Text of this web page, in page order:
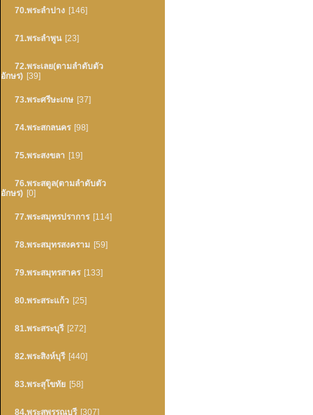
70.พระลำปาง [146]
71.พระลำพูน [23]
72.พระเลย(ตามลำดับตัว
อักษร) [39]
73.พระศรีษะเกษ [37]
74.พระสกลนคร [98]
75.พระสงขลา [19]
76.พระสตูล(ตามลำดับตัว
อักษร) [0]
77.พระสมุทรปราการ [114]
78.พระสมุทรสงคราม [59]
79.พระสมุทรสาคร [133]
80.พระสระแก้ว [25]
81.พระสระบุรี [272]
82.พระสิงห์บุรี [440]
83.พระสุโขทัย [58]
84.พระสุพรรณบุรี [307]